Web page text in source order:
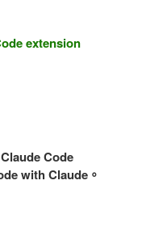
extension
Code
with Claude。